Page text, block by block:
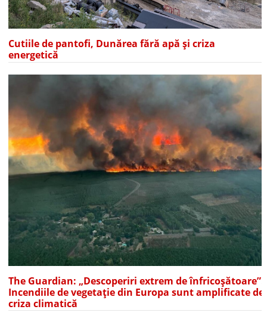
Cutiile de pantofi, Dunărea fără apă și criza
energetică
The Guardian: „Descoperiri extrem de înfricoșătoare”.
Incendiile de vegetație din Europa sunt amplificate de
criza climatică